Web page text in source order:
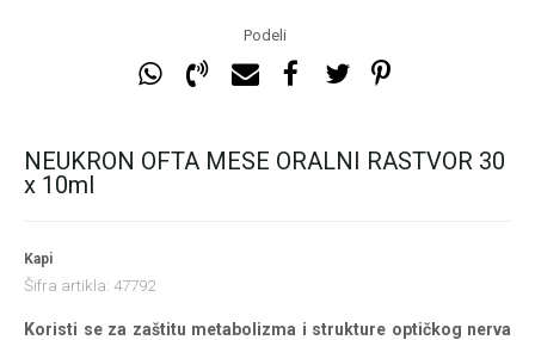
Podeli
NEUKRON OFTA MESE ORALNI RASTVOR 30
x 10ml
Kapi
Šifra artikla: 47792
Koristi se za zaštitu metabolizma i strukture optičkog nerva